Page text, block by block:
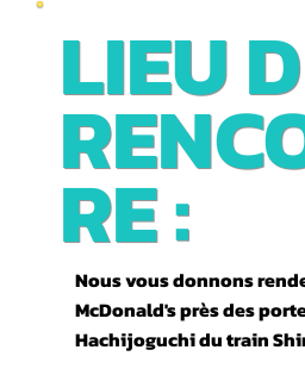
LIEU
RE :
Nous vous donnons
McDonald's près des
Hachijoguchi du train